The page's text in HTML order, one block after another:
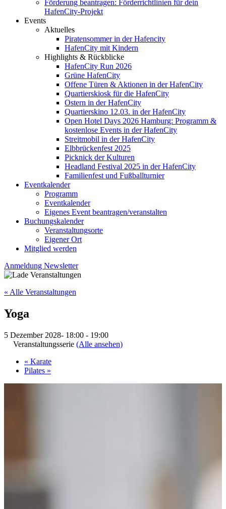
Förderung beantragen: Förderrichtlinien für dein
HafenCity-Projekt
Events
Aktuelles
Piratensommer in der Hafencity
HafenCity mit Kindern
Highlights & Rückblicke
HafenCity Run 2026
Grüne HafenCity
Offene Türen & Aktionen in der HafenCity
Quartierskiosk für die HafenCity
Ostern in der HafenCity
Quartierskino 12.03. in der HafenCity
Open Hotel Days 2026 Hamburg: Programm &
kostenlose Events in der HafenCity
Streitmobil in der HafenCity
Elbbrückenfest 2025
Picknick der Kulturen
Headland Festival 2025 in der HafenCity
Familienfest und Fußballturnier
Eventkalender
Programm
Eventkalender
Eigenes Event beantragen/veranstalten
Buchungskalender
Veranstaltungsorte
Eigener Ort
Mitglied werden
Anmeldung Newsletter
« Alle Veranstaltungen
Yoga
5 Dezember 2028- 18:00 - 19:00
Veranstaltungsserie (Alle ansehen)
« Karate
Pilates »